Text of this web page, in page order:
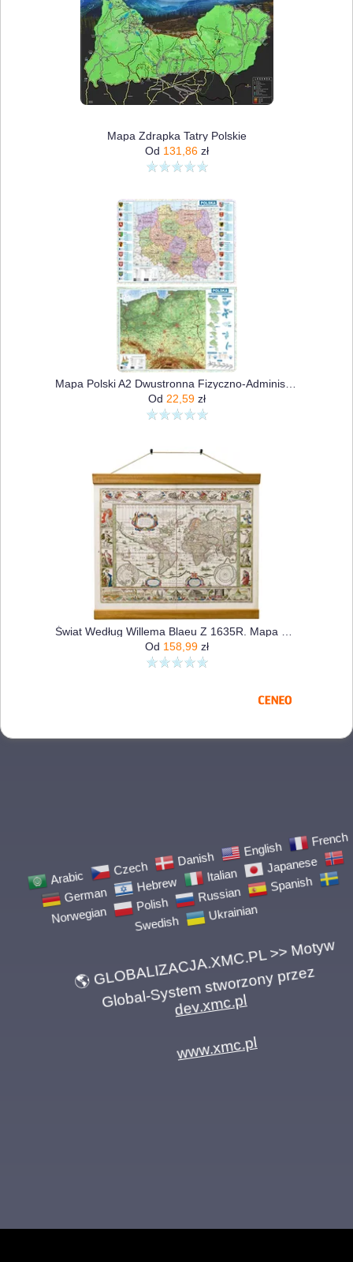
Mapa Zdrapka Tatry Polskie
Od 131,86 zł
Od 22,59 zł
Od 158,99 zł
Danish English French
German Hebrew Italian Japanese
Norwegian Polish Russian Spanish
Swedish Ukrainian
🌎 GLOBALIZACJA.XMC.PL >> Motyw
Global-System stworzony przez
dev.xmc.pl
www.xmc.pl